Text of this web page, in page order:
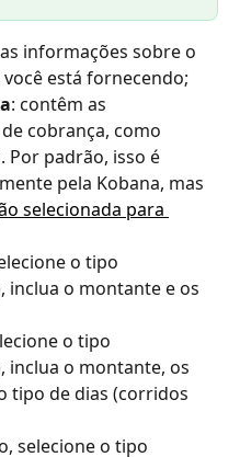
informações sobre o
está fornecendo;
: contêm as
cobrança, como
Por padrão, isso é
pela Kobana, mas
selecionada para
o tipo
inclua o montante e os
o tipo
inclua o montante, os
tipo de dias (corridos
selecione o tipo